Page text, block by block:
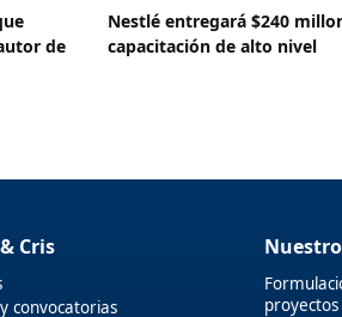
de
Nestlé entregará $240
capacitación de alto nivel
Cris
convocatorias
proyectos